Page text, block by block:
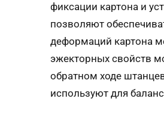
фиксации картона и
позволяют
деформаций картона
эжекторных свойств
обратном ходе
используют для